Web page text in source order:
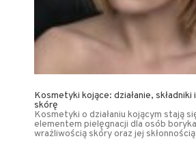
Kosmetyki kojące: działanie, składniki
skórę
Kosmetyki o działaniu kojącym stają
elementem pielęgnacji dla osób
wrażliwością skóry oraz jej